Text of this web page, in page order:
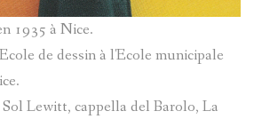
:
L'
1935 à Nice.
de dessin à l'Ecole municipale
Lewitt, cappella del Barolo, La